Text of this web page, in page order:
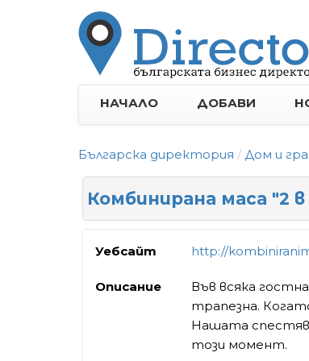
НАЧАЛО ДОБАВИ
Българска директория Дом и
Комбинирана маса "2 в
Уебсайт http://
Описание
Във всяка
трапезна.
Нашата
този момент.